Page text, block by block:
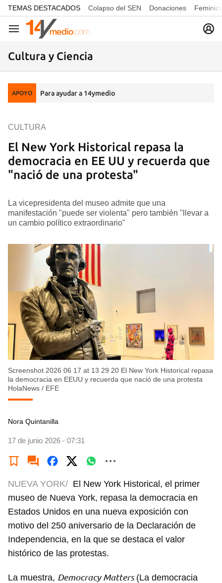
common.go-to-content
TEMAS DESTACADOS Colapso del SEN Donaciones
Navegación
Cultura y Ciencia
APOYO Para ayudar a 14ymedio
El New York Historical repasa la
democracia en EE UU y recuerda que
"nació de una protesta"
CULTURA
La vicepresidenta del museo admite que una
manifestación "puede ser violenta" pero también "llevar a
un cambio político extraordinario"
Screenshot 2026 06 17 at 13 29 20 El New York Historical repasa
la democracia en EEUU y recuerda que nació de una protesta
HolaNews / EFE
Nora Quintanilla
17 de junio 2026 - 07:31
NUEVA YORK/ El New York Historical, el primer
museo de Nueva York, repasa la democracia en
Estados Unidos en una nueva exposición con
motivo del 250 aniversario de la Declaración de
Independencia, en la que se destaca el valor
histórico de las protestas.
La muestra, Democracy Matters(La democracia